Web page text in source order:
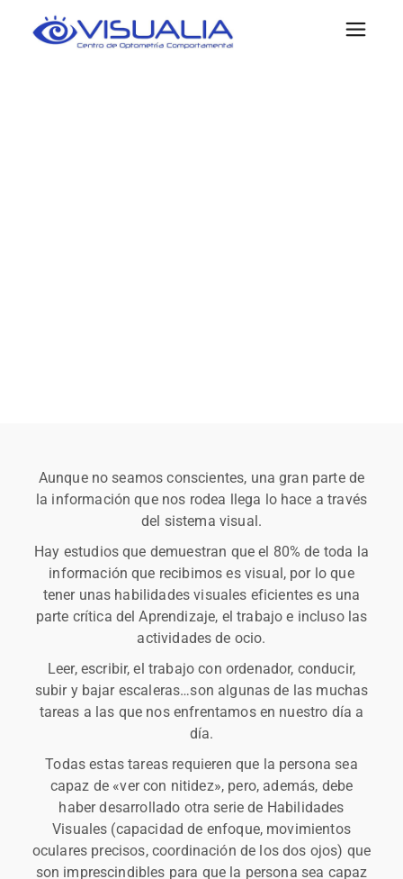
Aunque no seamos conscientes, una gran parte de
la información que nos rodea llega lo hace a través
del sistema visual.
Hay estudios que demuestran que el 80% de toda la
información que recibimos es visual, por lo que
tener unas habilidades visuales eficientes es una
parte crítica del Aprendizaje, el trabajo e incluso las
actividades de ocio.
Leer, escribir, el trabajo con ordenador, conducir,
subir y bajar escaleras…son algunas de las muchas
tareas a las que nos enfrentamos en nuestro día a
día.
Todas estas tareas requieren que la persona sea
capaz de «ver con nitidez», pero, además, debe
haber desarrollado otra serie de Habilidades
Visuales (capacidad de enfoque, movimientos
oculares precisos, coordinación de los dos ojos) que
son imprescindibles para que la persona sea capaz